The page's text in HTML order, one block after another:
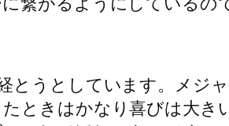
いうのは魅力的ですよね